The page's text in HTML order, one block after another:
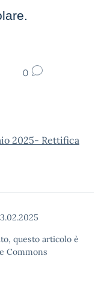
0
2025- Rettifica
questo articolo è
Commons